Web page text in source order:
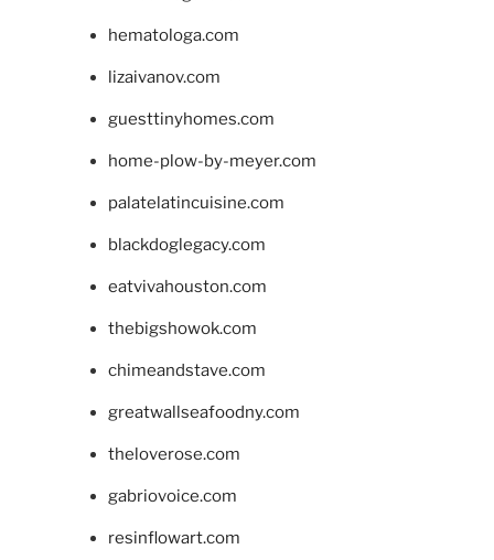
hematologa.com
lizaivanov.com
guesttinyhomes.com
home-plow-by-meyer.com
palatelatincuisine.com
blackdoglegacy.com
eatvivahouston.com
thebigshowok.com
chimeandstave.com
greatwallseafoodny.com
theloverose.com
gabriovoice.com
resinflowart.com